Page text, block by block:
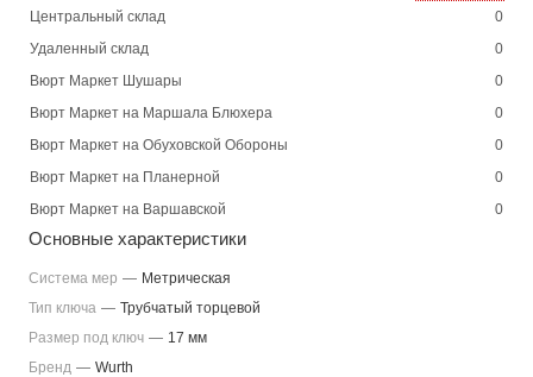
Центральный склад
0
Удаленный склад
0
Вюрт Маркет Шушары
0
Вюрт Маркет на Маршала Блюхера
0
Вюрт Маркет на Обуховской Обороны
0
Вюрт Маркет на Планерной
0
Вюрт Маркет на Варшавской
0
Основные характеристики
Система мер — Метрическая
Тип ключа — Трубчатый торцевой
Размер под ключ — 17 мм
Бренд — Wurth